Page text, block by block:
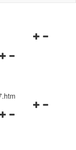
Navigationsmenü
Navigationsmenü